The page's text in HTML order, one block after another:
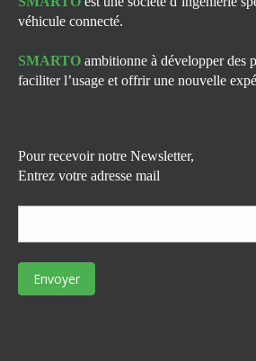
véhicule connecté.
SMARTO ambitionne à développer des
faciliter l’usage et offrir une nouvelle
Pour recevoir notre Newsletter,
Entrez votre adresse mail